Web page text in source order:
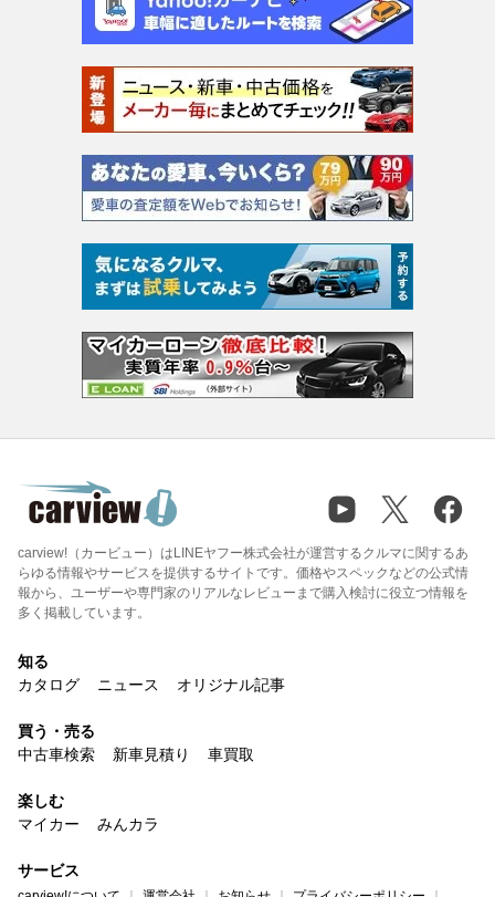
carview!（カービュー）はLINEヤフー株式会社が運営するクルマに関するあ
らゆる情報やサービスを提供するサイトです。価格やスペックなどの公式情
報から、ユーザーや専門家のリアルなレビューまで購入検討に役立つ情報を
多く掲載しています。
知る
カタログ
ニュース オリジナル記事
買う・売る
中古車検索
新車見積り 車買取
楽しむ
マイカー
みんカラ
サービス